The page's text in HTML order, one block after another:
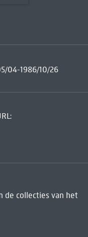
04-1986/10/26
de collecties van het